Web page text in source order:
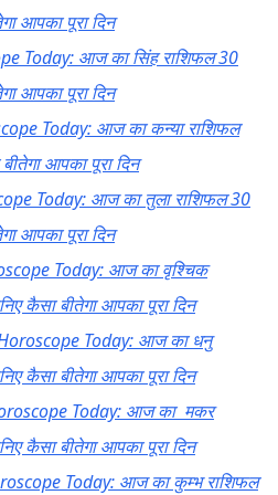
आपका पूरा दिन
Today: आज का सिंह राशिफल 30
आपका पूरा दिन
Today: आज का कन्या राशिफल
आपका पूरा दिन
Today: आज का तुला राशिफल 30
आपका पूरा दिन
Today: आज का वृश्चिक
कैसा बीतेगा आपका पूरा दिन
Today: आज का धनु
कैसा बीतेगा आपका पूरा दिन
Today: आज का मकर
कैसा बीतेगा आपका पूरा दिन
Today: आज का कुम्भ राशिफल